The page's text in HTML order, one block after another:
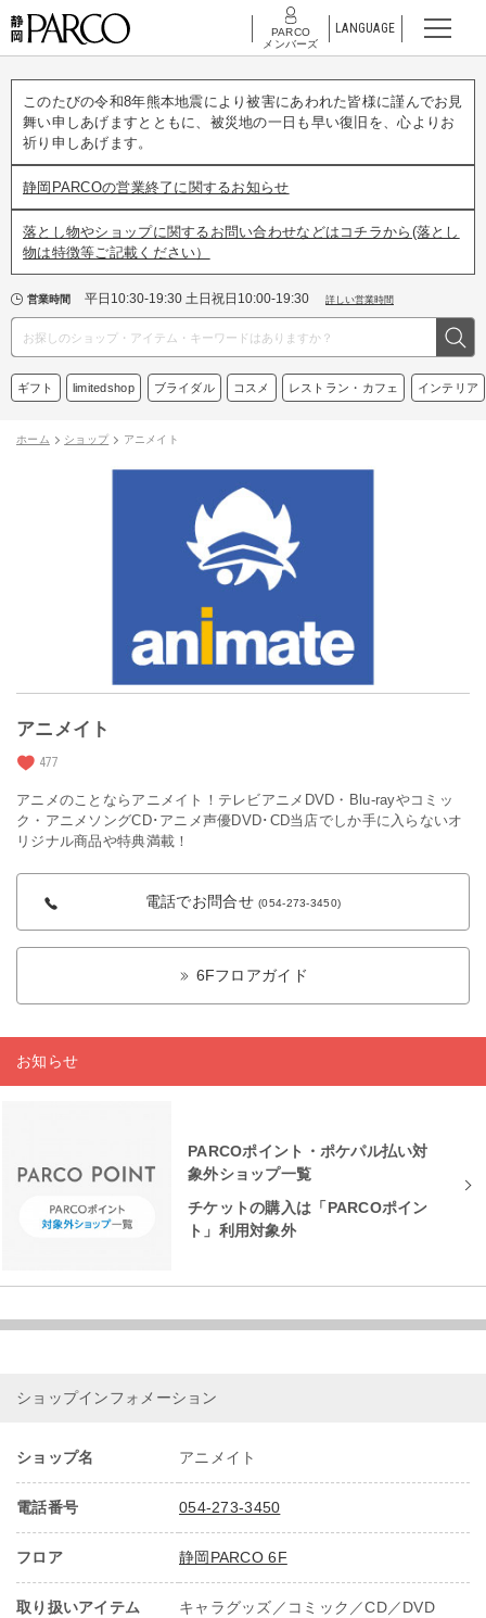
PARCO
メンバーズ
LANGUAGE
このたびの令和8年熊本地震により被害にあわれた皆様に謹んでお見
舞い申しあげますとともに、被災地の一日も早い復旧を、心よりお
祈り申しあげます。
静岡PARCOの営業終了に関するお知らせ
落とし物やショップに関するお問い合わせなどはコチラから(落とし
物は特徴等ご記載ください）
営業時間 平日10:30-19:30 土日祝日10:00-19:30 詳しい営業時間
ギフト limitedshop ブライダル コスメ レストラン・カフェ インテリア
ホーム ショップ アニメイト
アニメイト
477
アニメのことならアニメイト！テレビアニメDVD・Blu-rayやコミッ
ク・アニメソングCD･アニメ声優DVD･CD当店でしか手に入らないオ
リジナル商品や特典満載！
電話でお問合せ(054-273-3450)
6Fフロアガイド
お知らせ
PARCOポイント・ポケパル払い対
象外ショップ一覧
チケットの購入は「PARCOポイン
ト」利用対象外
ショップインフォメーション
ショップ名 アニメイト
電話番号 054-273-3450
フロア 静岡PARCO 6F
取り扱いアイテム キャラグッズ／コミック／CD／DVD